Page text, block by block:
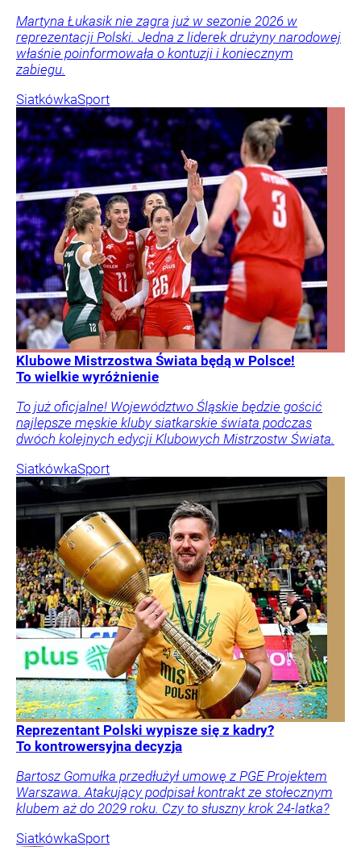
Martyna Łukasik nie zagra już w sezonie 2026 w
reprezentacji Polski. Jedna z liderek drużyny narodowej
właśnie poinformowała o kontuzji i koniecznym
zabiegu.
SiatkówkaSport
Klubowe Mistrzostwa Świata będą w Polsce!
To wielkie wyróżnienie
To już oficjalne! Województwo Śląskie będzie gościć
najlepsze męskie kluby siatkarskie świata podczas
dwóch kolejnych edycji Klubowych Mistrzostw Świata.
SiatkówkaSport
Reprezentant Polski wypisze się z kadry?
To kontrowersyjna decyzja
Bartosz Gomułka przedłużył umowę z PGE Projektem
Warszawa. Atakujący podpisał kontrakt ze stołecznym
klubem aż do 2029 roku. Czy to słuszny krok 24-latka?
SiatkówkaSport